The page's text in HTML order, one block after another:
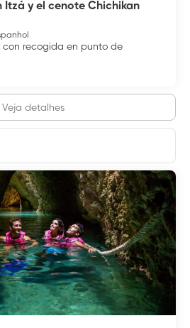
Itzá y el cenote Chichikan
con recogida en punto de
Veja detalhes